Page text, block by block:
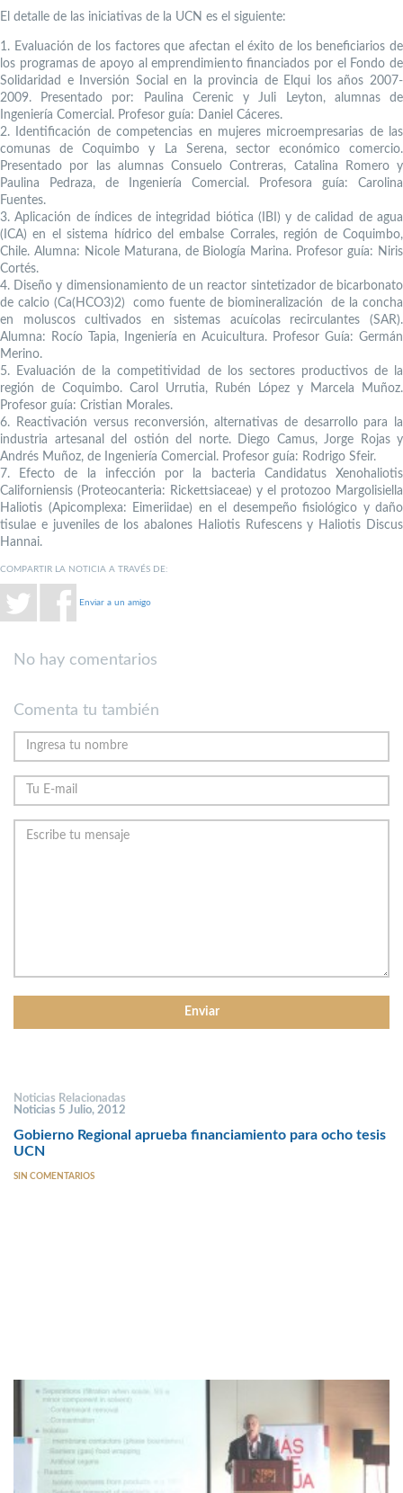
El detalle de las iniciativas de la UCN es el siguiente:
1. Evaluación de los factores que afectan el éxito de los beneficiarios de
los programas de apoyo al emprendimiento financiados por el Fondo de
Solidaridad e Inversión Social en la provincia de Elqui los años 2007-
2009. Presentado por: Paulina Cerenic y Juli Leyton, alumnas de
Ingeniería Comercial. Profesor guía: Daniel Cáceres.
2. Identificación de competencias en mujeres microempresarias de las
comunas de Coquimbo y La Serena, sector económico comercio.
Presentado por las alumnas Consuelo Contreras, Catalina Romero y
Paulina Pedraza, de Ingeniería Comercial. Profesora guía: Carolina
Fuentes.
3. Aplicación de índices de integridad biótica (IBI) y de calidad de agua
(ICA) en el sistema hídrico del embalse Corrales, región de Coquimbo,
Chile. Alumna: Nicole Maturana, de Biología Marina. Profesor guía: Niris
Cortés.
4. Diseño y dimensionamiento de un reactor sintetizador de bicarbonato
de calcio (Ca(HCO3)2) como fuente de biomineralización de la concha
en moluscos cultivados en sistemas acuícolas recirculantes (SAR).
Alumna: Rocío Tapia, Ingeniería en Acuicultura. Profesor Guía: Germán
Merino.
5. Evaluación de la competitividad de los sectores productivos de la
región de Coquimbo. Carol Urrutia, Rubén López y Marcela Muñoz.
Profesor guía: Cristian Morales.
6. Reactivación versus reconversión, alternativas de desarrollo para la
industria artesanal del ostión del norte. Diego Camus, Jorge Rojas y
Andrés Muñoz, de Ingeniería Comercial. Profesor guía: Rodrigo Sfeir.
7. Efecto de la infección por la bacteria Candidatus Xenohaliotis
Californiensis (Proteocanteria: Rickettsiaceae) y el protozoo Margolisiella
Haliotis (Apicomplexa: Eimeriidae) en el desempeño fisiológico y daño
tisulae e juveniles de los abalones Haliotis Rufescens y Haliotis Discus
Hannai.
COMPARTIR LA NOTICIA A TRAVÉS DE:
Enviar a un amigo
No hay comentarios
Comenta tu también
Noticias Relacionadas
Noticias 5 Julio, 2012
Gobierno Regional aprueba financiamiento para ocho tesis
UCN
SIN COMENTARIOS